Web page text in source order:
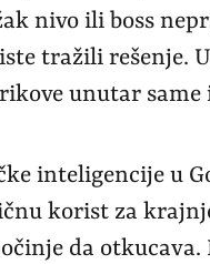
nivo ili boss
tražili rešenje.
unutar same
inteligencije u
korist za
da